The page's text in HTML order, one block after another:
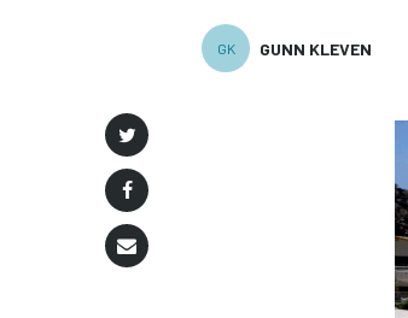
GK GUNN KLEVEN